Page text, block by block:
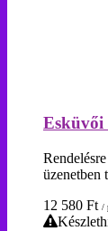
Esküvői
12 580 Ft /